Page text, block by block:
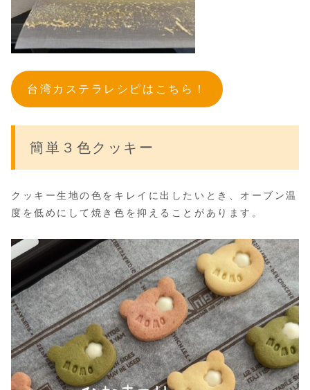
台湾カステラレシピはこちら！
簡単３色クッキー
クッキー生地の色をキレイに出したいとき、オーブン温
度を低めにして焼き色を抑えることがあります。